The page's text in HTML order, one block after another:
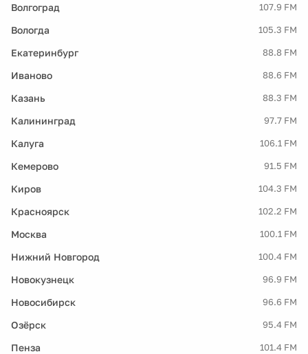
Волгоград 107.9 FM
Вологда 105.3 FM
Екатеринбург 88.8 FM
Иваново 88.6 FM
Казань 88.3 FM
Калининград 97.7 FM
Калуга 106.1 FM
Кемерово 91.5 FM
Киров 104.3 FM
Красноярск 102.2 FM
Москва 100.1 FM
Нижний Новгород 100.4 FM
Новокузнецк 96.9 FM
Новосибирск 96.6 FM
Озёрск 95.4 FM
Пенза 101.4 FM